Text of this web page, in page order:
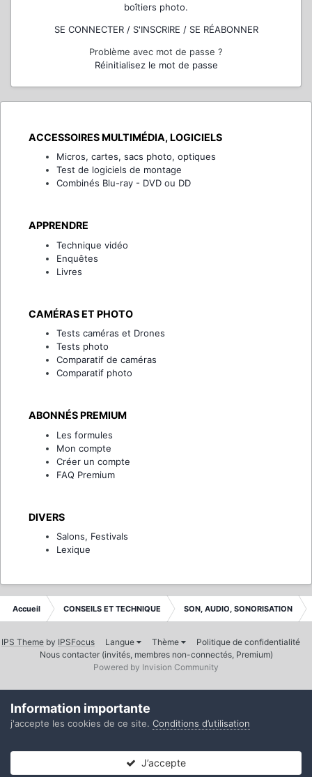
boîtiers photo.
SE CONNECTER / S'INSCRIRE / SE RÉABONNER
Problème avec mot de passe ?
Réinitialisez le mot de passe
ACCESSOIRES MULTIMÉDIA, LOGICIELS
Micros, cartes, sacs photo, optiques
Test de logiciels de montage
Combinés Blu-ray - DVD ou DD
APPRENDRE
Technique vidéo
Enquêtes
Livres
CAMÉRAS ET PHOTO
Tests caméras et Drones
Tests photo
Comparatif de caméras
Comparatif photo
ABONNÉS PREMIUM
Les formules
Mon compte
Créer un compte
FAQ Premium
DIVERS
Salons, Festivals
Lexique
Accueil CONSEILS ET TECHNIQUE SON, AUDIO, SONORISATION
IPS Theme by IPSFocus Langue Thème
Politique de confidentialité
Nous contacter (invités, membres non-connectés, Premium)
Powered by Invision Community
Information importante
j'accepte les cookies de ce site. Conditions d’utilisation
J’accepte